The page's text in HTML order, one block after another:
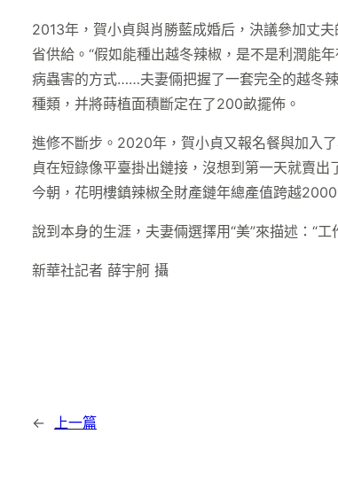
2013年，賀小貞與肖勝藍成婚后，決議參加丈
省供給。“假如能種出越冬辣椒，是不是利潤能
病蟲害的方式……夫妻倆把握了一套完全的越冬
種類，并將蒔植面積斷定在了200畝擺佈。
進修不斷步。2020年，賀小貞又報名餐與加入
貞在短錄像平臺掛出鏈接，沒想到第一天就賣
今朝，花明樓鎮辣椒全財產鏈年總產值跨越
說到本身的生涯，夫妻倆選擇用“美”來描述：“
新華社記者 薛宇舸 攝
← 上一篇